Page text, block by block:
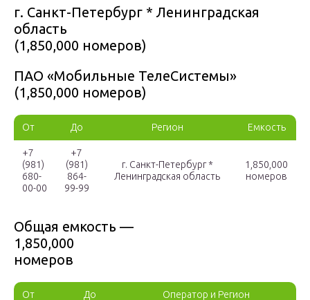
г. Санкт-Петербург * Ленинградская
область
(1,850,000 номеров)
ПАО «Мобильные ТелеСистемы»
(1,850,000 номеров)
От До Регион Емкость
+7
(981)
680-
00-00
+7
(981)
864-
99-99
г. Санкт-Петербург *
Ленинградская область
1,850,000
номеров
Общая емкость —
1,850,000
номеров
От До Оператор и Регион